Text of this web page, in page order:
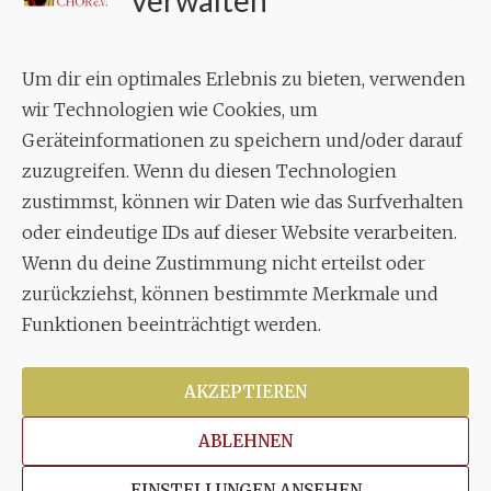
Um dir ein optimales Erlebnis zu bieten, verwenden
wir Technologien wie Cookies, um
Geräteinformationen zu speichern und/oder darauf
zuzugreifen. Wenn du diesen Technologien
zustimmst, können wir Daten wie das Surfverhalten
oder eindeutige IDs auf dieser Website verarbeiten.
Wenn du deine Zustimmung nicht erteilst oder
zurückziehst, können bestimmte Merkmale und
Funktionen beeinträchtigt werden.
AKZEPTIEREN
ABLEHNEN
Geschäftsstelle:
Aixheimer Str. 18
70619 Stuttgart
MUSIK
Musikalischer Leiter:
Enrico Trummer
Tel.+49 (0)177 / 34 23 57 1
Facebook
TwitterYouTube